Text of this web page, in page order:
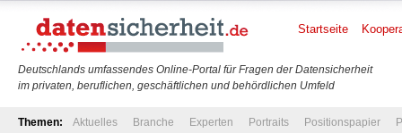
Deutschlands umfassendes Online-Portal für Fragen der Datensicherheit
im privaten, beruflichen, geschäftlichen und behördlichen Umfeld
Startseite
Themen: Aktuelles Branche Experten Portraits Positionspapier